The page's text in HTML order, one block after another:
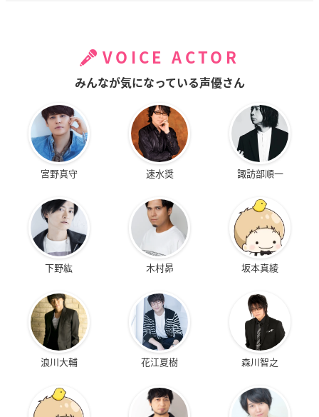
VOICE ACTOR
みんなが気になっている声優さん
宮野真守 速水奨 諏訪部順一
下野紘 木村昴 坂本真綾
浪川大輔 花江夏樹 森川智之